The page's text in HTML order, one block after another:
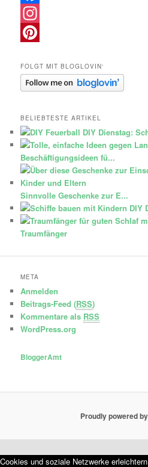
Facebook
Instagram
FOLGT MIT BLOGLOVIN‘
BELIEBTESTE ARTIKEL
DIY Dienstag:
Beschäftigungsideen fü...
Sinnvolle Geschenke zur E...
DIY
Traumfänger
META
Anmelden
Beitrags-Feed (RSS)
Kommentare als RSS
WordPress.org
BloggerAmt
Proudly powered
Cookies und soziale Netzwerke